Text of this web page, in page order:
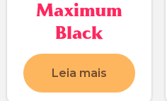
Maximum
Black
Leia mais